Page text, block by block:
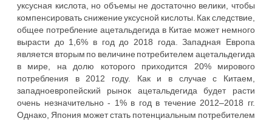
уксусная кислота, но объемы не достаточно велики, чтобы
компенсировать снижение уксусной кислоты. Как следствие,
общее потребление ацетальдегида в Китае может немного
вырасти до 1,6% в год до 2018 года. Западная Европа
является вторым по величине потребителем ацетальдегида
в мире, на долю которого приходится 20% мирового
потребления в 2012 году. Как и в случае с Китаем,
западноевропейский рынок ацетальдегида будет расти
очень незначительно - 1% в год в течение 2012–2018 гг.
Однако, Япония может стать потенциальным потребителем